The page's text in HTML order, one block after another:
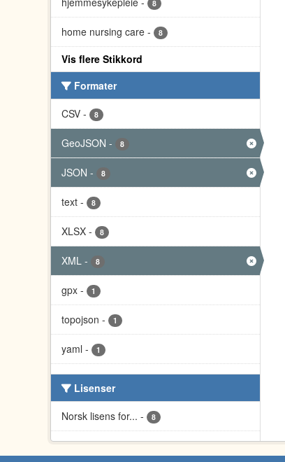
8
home nursing care - 8
Vis flere Stikkord
Formater
CSV - 8
GeoJSON - 8
JSON - 8
text - 8
XLSX - 8
XML - 8
gpx - 1
topojson - 1
yaml - 1
Lisenser
Norsk lisens for... - 8